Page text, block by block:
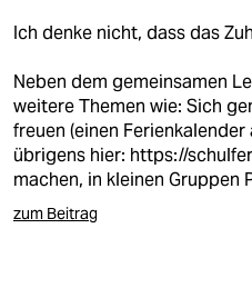
Ich denke nicht, dass das
Neben dem gemeinsamen
weitere Themen wie: Sich
freuen (einen
übrigens hier: https://
machen, in kleinen Gruppen
zum Beitrag